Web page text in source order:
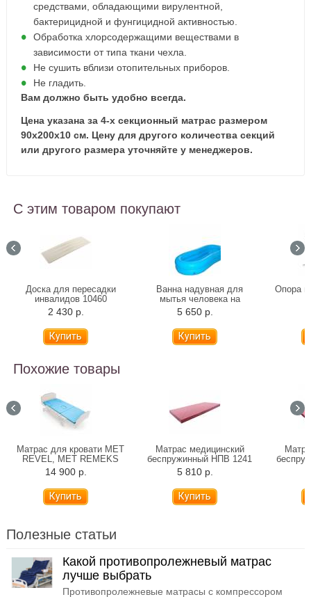
средствами, обладающими вирулентной,
бактерицидной и фунгицидной активностью.
Обработка хлорсодержащими веществами в
зависимости от типа ткани чехла.
Не сушить вблизи отопительных приборов.
Не гладить.
Вам должно быть удобно всегда.
Цена указана за 4-х секционный матрас размером
90х200х10 см. Цену для другого количества секций
или другого размера уточняйте у менеджеров.
С этим товаром покупают
Доска для пересадки
инвалидов 10460
2 430 р.
Ванна надувная для
мытья человека на
кровати TS-01 (CA204MV)
5 650 р.
Опора
Похожие товары
Матрас для кровати МЕТ
REVEL, МЕТ REMEKS
14 900 р.
Матрас медицинский
беспружинный НПВ 1241
5 810 р.
Полезные статьи
Какой противопролежневый матрас
лучше выбрать
Противопролежневые матрасы с компрессором